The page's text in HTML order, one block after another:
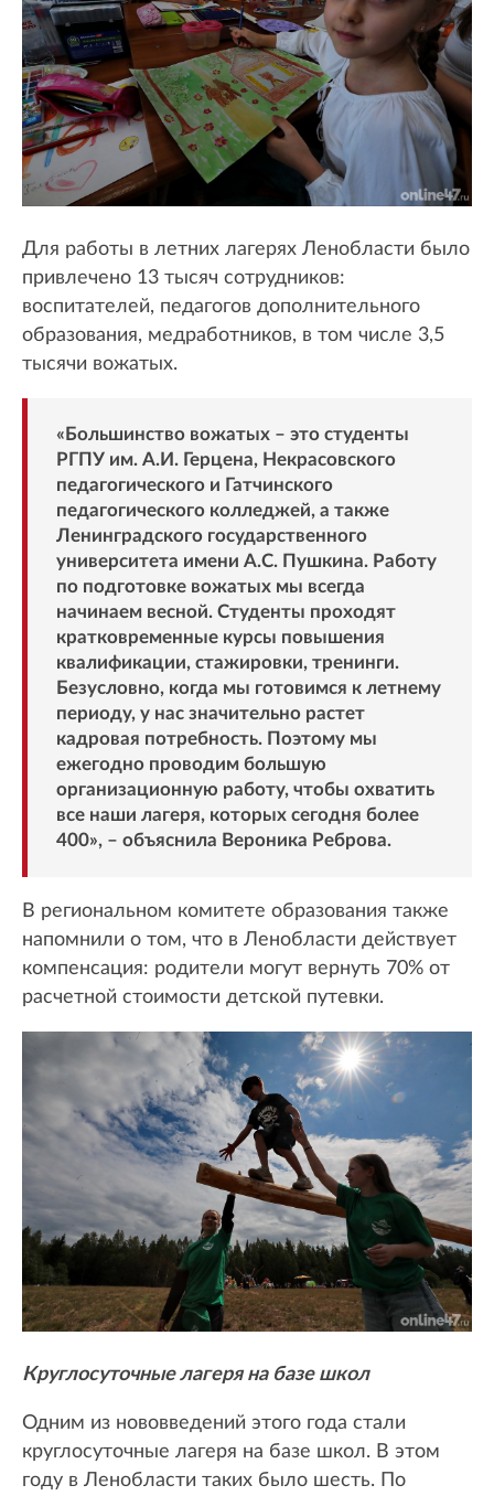
Для работы в летних лагерях Ленобласти было
привлечено 13 тысяч сотрудников:
воспитателей, педагогов дополнительного
образования, медработников, в том числе 3,5
тысячи вожатых.
«Большинство вожатых – это студенты
РГПУ им. А.И. Герцена, Некрасовского
педагогического и Гатчинского
педагогического колледжей, а также
Ленинградского государственного
университета имени А.С. Пушкина. Работу
по подготовке вожатых мы всегда
начинаем весной. Студенты проходят
кратковременные курсы повышения
квалификации, стажировки, тренинги.
Безусловно, когда мы готовимся к летнему
периоду, у нас значительно растет
кадровая потребность. Поэтому мы
ежегодно проводим большую
организационную работу, чтобы охватить
все наши лагеря, которых сегодня более
400», – объяснила Вероника Реброва.
В региональном комитете образования также
напомнили о том, что в Ленобласти действует
компенсация: родители могут вернуть 70% от
расчетной стоимости детской путевки.
Круглосуточные лагеря на базе школ
Одним из нововведений этого года стали
круглосуточные лагеря на базе школ. В этом
году в Ленобласти таких было шесть. По